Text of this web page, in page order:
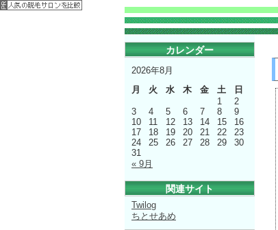
カレンダー
2026年8月
月
火 水 木 金 土 日
« 9月
1
2
3
4 5 6 7 8
9
10
11 12 13 14 15
16
17
18 19 20 21 22
23
24
25 26 27 28 29
30
31
関連サイト
Twilog
ちとせあめ